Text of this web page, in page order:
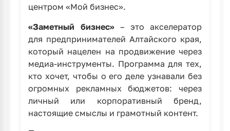
центром «Мой бизнес».
«Заметный бизнес» – это акселератор
для предпринимателей Алтайского края,
который нацелен на продвижение через
медиа-инструменты. Программа для тех,
кто хочет, чтобы о его деле узнавали без
огромных рекламных бюджетов: через
личный или корпоративный бренд,
настоящие смыслы и грамотный контент.